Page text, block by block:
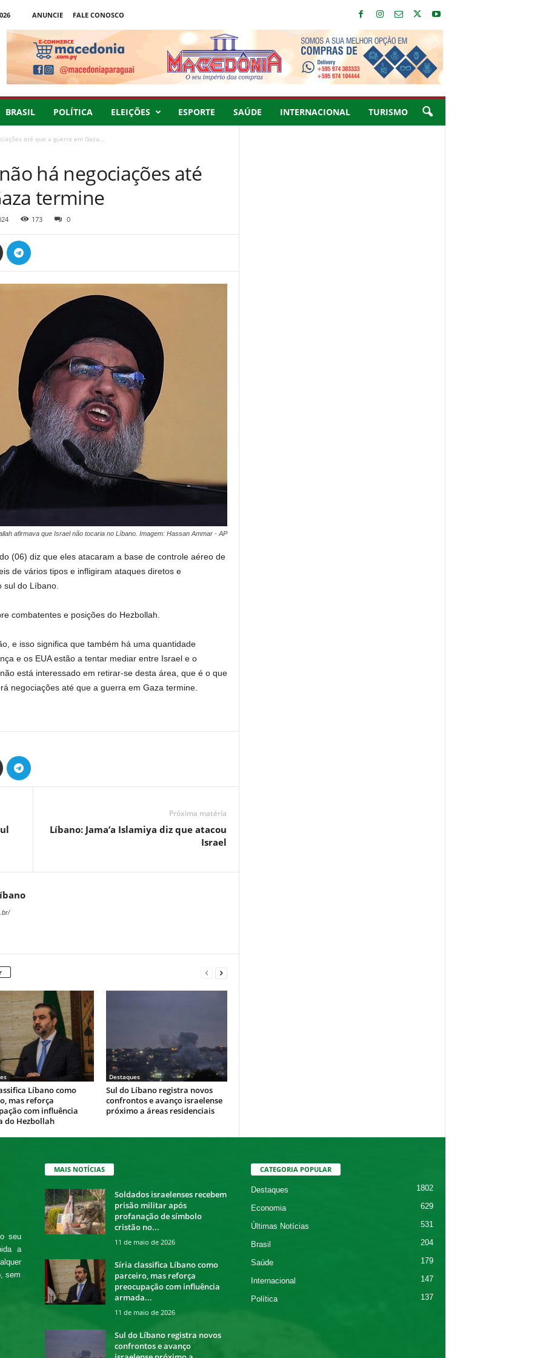
ANUNCIE
FALE CONOSCO
BRASIL POLÍTICA ELEIÇÕES ESPORTE SAÚDE INTERNACIONAL TURISMO
até que a guerra em Gaza...
há negociações até
termine
173 0
afirmava que Israel não tocaria no Líbano. Imagem: Hassan Ammar - AP
(06) diz que eles atacaram a base de controle aéreo de
de vários tipos e infligiram ataques diretos e
sul do Líbano.
combatentes e posições do Hezbollah.
e isso significa que também há uma quantidade
e os EUA estão a tentar mediar entre Israel e o
está interessado em retirar-se desta área, que é o que
negociações até que a guerra em Gaza termine.
Próxima matéria
Líbano: Jama’a Islamiya diz que atacou
Israel
Líbano como
mas reforça
com influência
do Hezbollah
Destaques
Sul do Líbano registra novos
confrontos e avanço israelense
próximo a áreas residenciais
seu
a
sem
MAIS NOTÍCIAS
Soldados israelenses recebem
prisão militar após
profanação de símbolo
cristão no...
11 de maio de 2026
Síria classifica Líbano como
parceiro, mas reforça
preocupação com influência
armada...
11 de maio de 2026
Sul do Líbano registra novos
confrontos e avanço
CATEGORIA POPULAR
Destaques 1802
Economia 629
Últimas Notícias 531
Brasil 204
Saúde 179
Internacional 147
Política 137